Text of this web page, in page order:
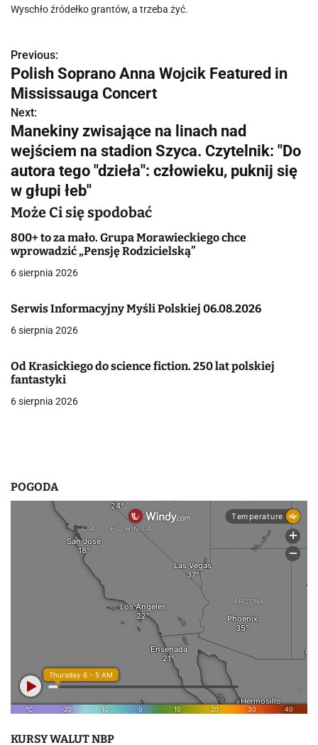
Wyschło źródełko grantów, a trzeba żyć.
N
a
w
i
g
a
c
j
a
w
p
s
u
Previous:
Polish Soprano Anna Wojcik Featured in
Mississauga Concert
Next:
Manekiny zwisające na linach nad
wejściem na stadion Szyca. Czytelnik: "Do
autora tego "dzieła": człowieku, puknij się
w głupi łeb"
Może Ci się spodobać
800+ to za mało. Grupa Morawieckiego chce
wprowadzić „Pensję Rodzicielską”
6 sierpnia 2026
Serwis Informacyjny Myśli Polskiej 06.08.2026
6 sierpnia 2026
Od Krasickiego do science fiction. 250 lat polskiej
fantastyki
6 sierpnia 2026
POGODA
KURSY WALUT NBP